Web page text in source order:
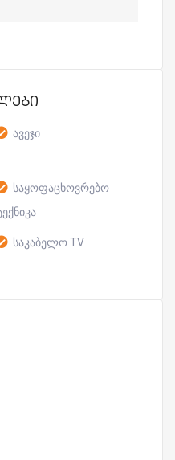
ავეჯი
საყოფაცხოვრებო
საკაბელო TV